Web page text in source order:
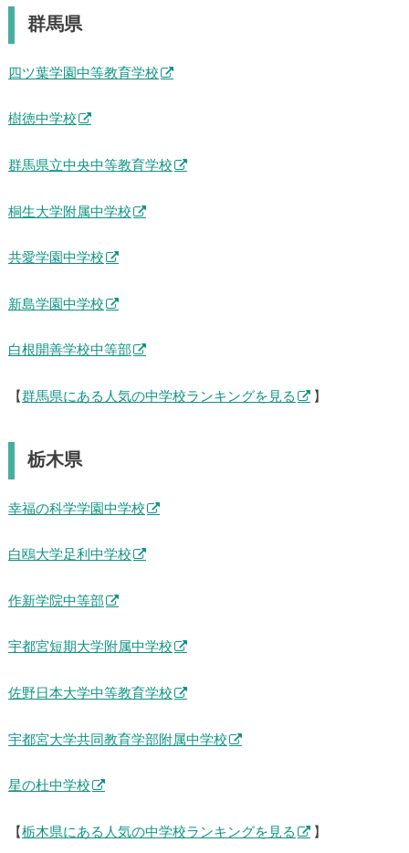
群馬県
四ツ葉学園中等教育学校
樹徳中学校
群馬県立中央中等教育学校
桐生大学附属中学校
共愛学園中学校
新島学園中学校
白根開善学校中等部
【 群馬県にある人気の中学校ランキングを見る 】
栃木県
幸福の科学学園中学校
白鴎大学足利中学校
作新学院中等部
宇都宮短期大学附属中学校
佐野日本大学中等教育学校
宇都宮大学共同教育学部附属中学校
星の杜中学校
【 栃木県にある人気の中学校ランキングを見る 】